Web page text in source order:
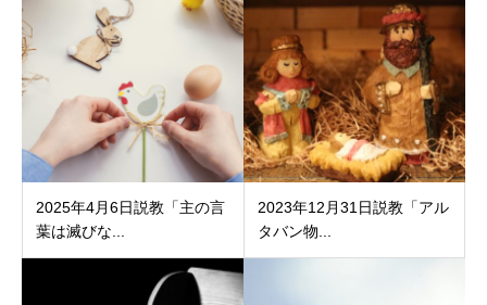
2025年4月6日説教「主の言
葉は滅びな...
2023年12月31日説教「アル
タバン物...